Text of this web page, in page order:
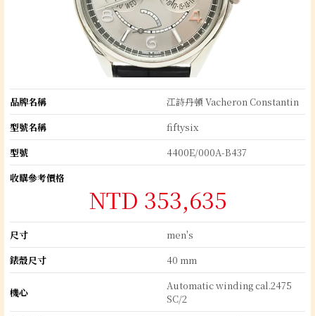
品牌名稱
江詩丹頓 Vacheron Constantin
型號名稱
fiftysix
型號
4400E/000A-B437
收購參考價格
NTD 353,635
尺寸
men's
錶殼尺寸
40 mm
機心
Automatic winding cal.2475
SC/2